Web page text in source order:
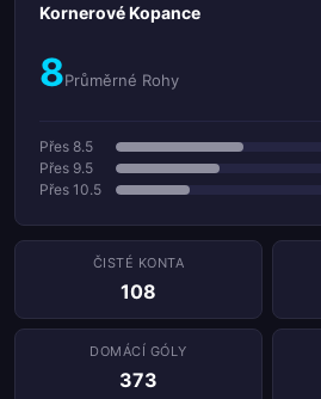
Kornerové Kopance
8Průměrné Rohy
Přes 8.5
Přes 9.5
Přes 10.5
ČISTÉ KONTA
108
DOMÁCÍ GÓLY
373